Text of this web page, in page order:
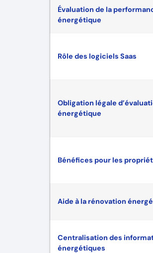
Évaluation de la
énergétique
Rôle des logiciels Saas
Obligation légale
énergétique
Bénéfices pour les
Aide à la rénovation
Centralisation des
énergétiques